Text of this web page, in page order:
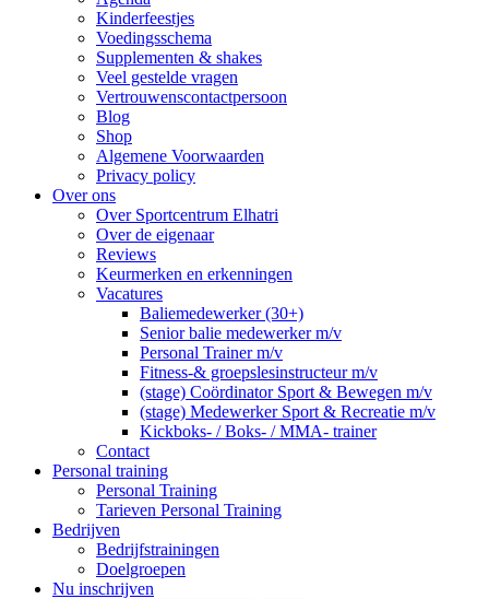
Kinderfeestjes
Voedingsschema
Supplementen & shakes
Veel gestelde vragen
Vertrouwenscontactpersoon
Blog
Shop
Algemene Voorwaarden
Privacy policy
Over ons
Over Sportcentrum Elhatri
Over de eigenaar
Reviews
Keurmerken en erkenningen
Vacatures
Baliemedewerker (30+)
Senior balie medewerker m/v
Personal Trainer m/v
Fitness-& groepslesinstructeur m/v
(stage) Coördinator Sport & Bewegen m/v
(stage) Medewerker Sport & Recreatie m/v
Kickboks- / Boks- / MMA- trainer
Contact
Personal training
Personal Training
Tarieven Personal Training
Bedrijven
Bedrijfstrainingen
Doelgroepen
Nu inschrijven